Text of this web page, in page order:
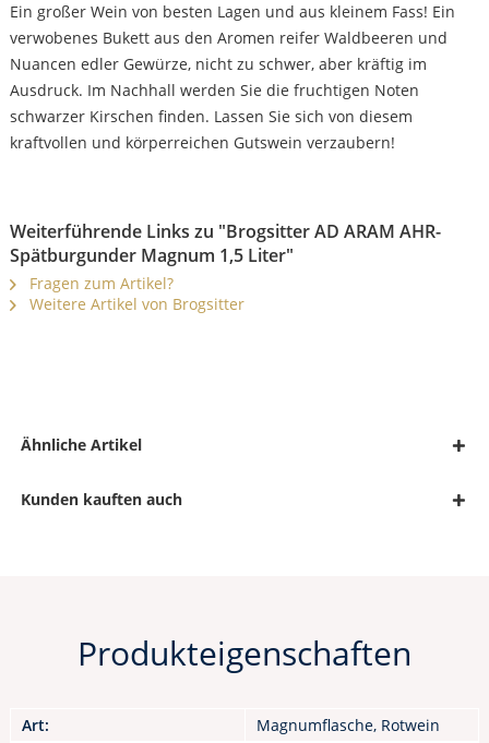
Ein großer Wein von besten Lagen und aus kleinem Fass! Ein
verwobenes Bukett aus den Aromen reifer Waldbeeren und
Nuancen edler Gewürze, nicht zu schwer, aber kräftig im
Ausdruck. Im Nachhall werden Sie die fruchtigen Noten
schwarzer Kirschen finden. Lassen Sie sich von diesem
kraftvollen und körperreichen Gutswein verzaubern!
Weiterführende Links zu "Brogsitter AD ARAM AHR-
Spätburgunder Magnum 1,5 Liter"
Fragen zum Artikel?
Weitere Artikel von Brogsitter
Ähnliche Artikel
Kunden kauften auch
Produkteigenschaften
Art: Magnumflasche, Rotwein